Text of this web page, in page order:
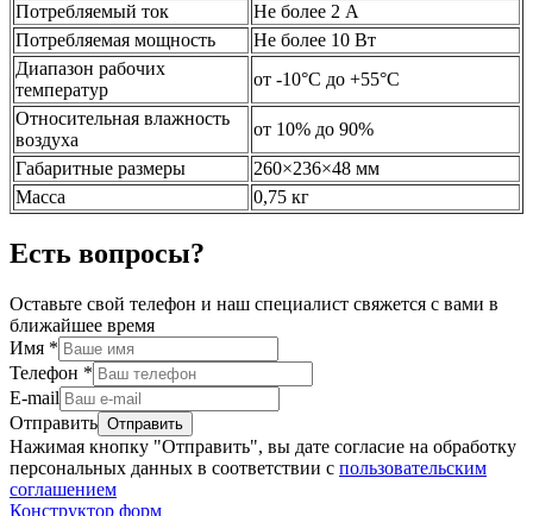
Потребляемый ток
Не более 2 А
Потребляемая мощность
Не более 10 Вт
Диапазон рабочих
температур
от -10°C до +55°C
Относительная влажность
воздуха
от 10% до 90%
Габаритные размеры
260×236×48 мм
Масса
0,75 кг
Есть вопросы?
Оставьте свой телефон и наш специалист свяжется с вами в
ближайшее время
Имя *
Телефон *
E-mail
Отправить
Нажимая кнопку "Отправить", вы дате согласие на обработку
персональных данных в соответствии с пользовательским
соглашением
Конструктор форм